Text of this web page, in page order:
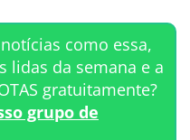
como essa,
lidas da semana e a
gratuitamente?
grupo de